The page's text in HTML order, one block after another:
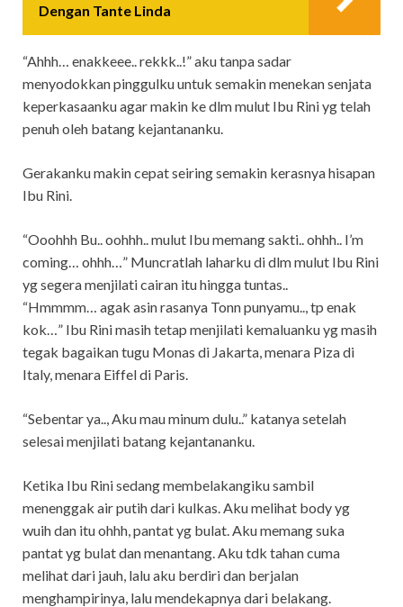
Dengan Tante Linda
“Ahhh… enakkeee.. rekkk..!” aku tanpa sadar
menyodokkan pinggulku untuk semakin menekan senjata
keperkasaanku agar makin ke dlm mulut Ibu Rini yg telah
penuh oleh batang kejantananku.
Gerakanku makin cepat seiring semakin kerasnya hisapan
Ibu Rini.
“Ooohhh Bu.. oohhh.. mulut Ibu memang sakti.. ohhh.. I’m
coming… ohhh…” Muncratlah laharku di dlm mulut Ibu Rini
yg segera menjilati cairan itu hingga tuntas..
“Hmmmm… agak asin rasanya Tonn punyamu.., tp enak
kok…” Ibu Rini masih tetap menjilati kemaluanku yg masih
tegak bagaikan tugu Monas di Jakarta, menara Piza di
Italy, menara Eiffel di Paris.
“Sebentar ya.., Aku mau minum dulu..” katanya setelah
selesai menjilati batang kejantananku.
Ketika Ibu Rini sedang membelakangiku sambil
menenggak air putih dari kulkas. Aku melihat body yg
wuih dan itu ohhh, pantat yg bulat. Aku memang suka
pantat yg bulat dan menantang. Aku tdk tahan cuma
melihat dari jauh, lalu aku berdiri dan berjalan
menghampirinya, lalu mendekapnya dari belakang.